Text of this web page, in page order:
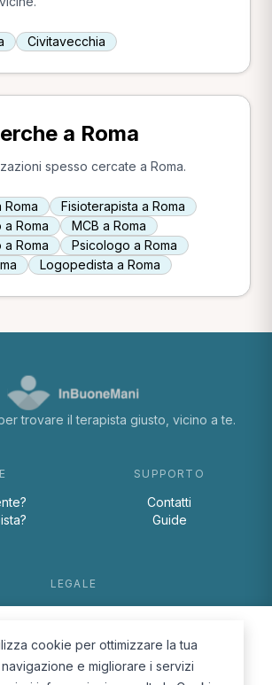
Civitavecchia
a Roma
spesso cercate a Roma.
Roma
Fisioterapista a Roma
Roma
MCB a Roma
Roma
Psicologo a Roma
Logopedista a Roma
trovare il terapista giusto, vicino a te.
SUPPORTO
Contatti
Guide
LEGALE
Cookie Policy
cookie per ottimizzare la tua
e migliorare i servizi